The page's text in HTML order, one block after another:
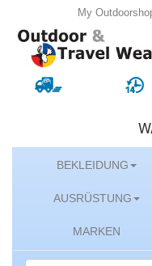
My
BEKLEIDUNG
AUSRÜSTUNG
MARKEN